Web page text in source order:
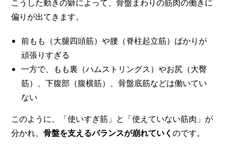
こうした動きの癖によって、骨盤まわりの筋肉の働きに
偏りが出てきます。
前もも（大腿四頭筋）や腰（脊柱起立筋）ばかりが
頑張りすぎる
一方で、もも裏（ハムストリングス）やお尻（大臀
筋）、下腹部（腹横筋）、骨盤底筋などは働いてい
ない
このように、「使いすぎ筋」と「使えていない筋肉」が
分かれ、骨盤を支えるバランスが崩れていくのです。